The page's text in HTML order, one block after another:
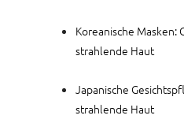
Koreanische
strahlende Haut
Japanische
strahlende Haut